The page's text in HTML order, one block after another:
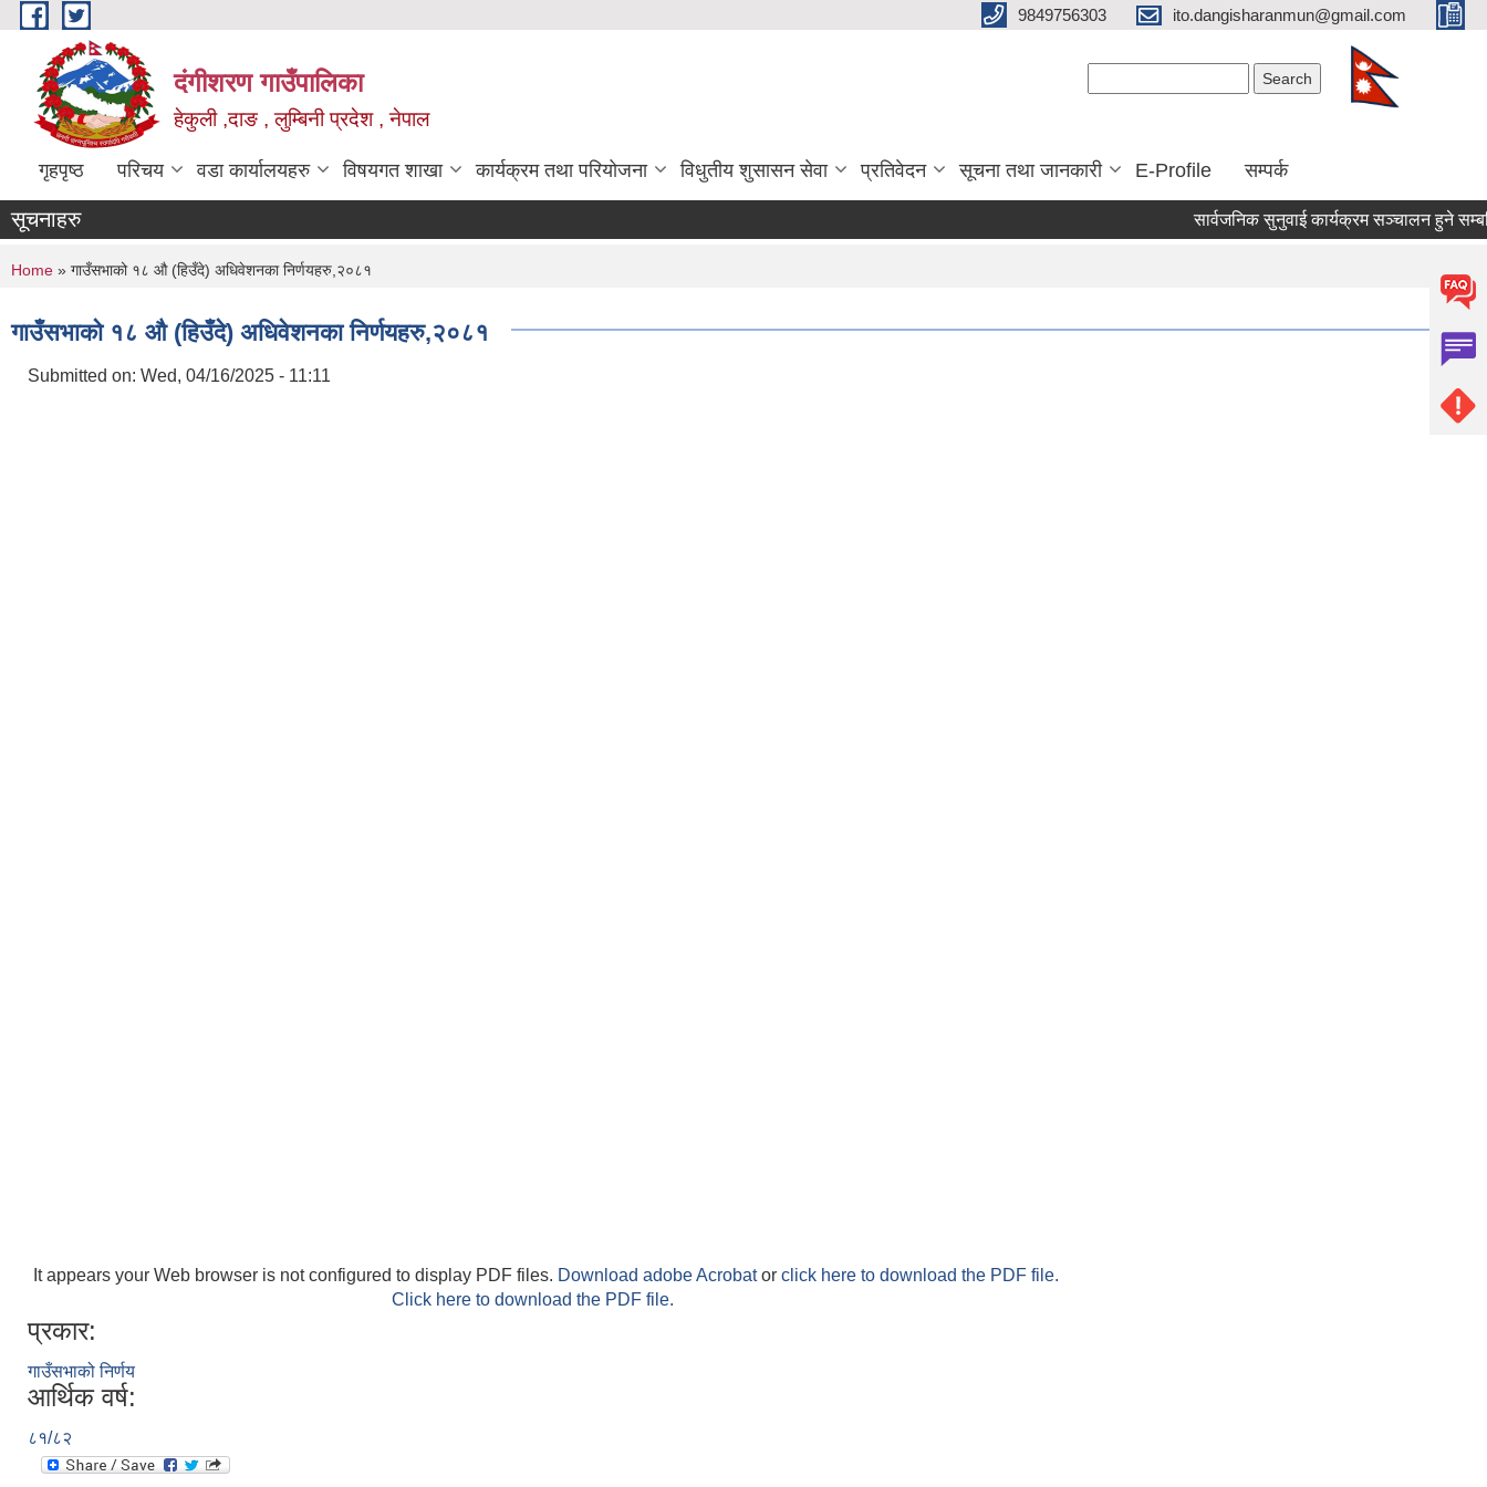
Skip to main content 9849756303 ito.dangisharanmun@gmail.com
दंगीशरण गाउँपालिका
हेकुली ,दाङ , लुम्बिनी प्रदेश , नेपाल
गृहपृष्ठ परिचय वडा कार्यालयहरु विषयगत शाखा कार्यक्रम तथा परियोजना विधुतीय शुसासन सेवा प्रतिवेदन सूचना तथा जानकारी E-Profile सम्पर्क
सूचनाहरु सार्वजनिक सुनुवाई कार्यक्रम सञ्चालन हुने
You are here
Home » गाउँसभाको १८ औ (हिउँदे) अधिवेशनका निर्णयहरु,२०८१
गाउँसभाको १८ औ (हिउँदे) अधिवेशनका निर्णयहरु,२०८१
Submitted on: Wed, 04/16/2025 - 11:11
It appears your Web browser is not configured to display PDF files. Download adobe Acrobator click here to download the PDF file.
Click here to download the PDF file.
प्रकार:
गाउँसभाको निर्णय
आर्थिक वर्ष:
८१/८२